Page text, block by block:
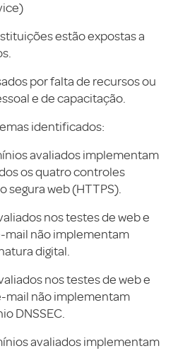
estão expostas a
por falta de recursos ou
e de capacitação.
identificados:
avaliados implementam
os quatro controles
segura web (HTTPS).
nos testes de web e
mail não implementam
digital.
nos testes de web e
mail não implementam
DNSSEC.
avaliados implementam